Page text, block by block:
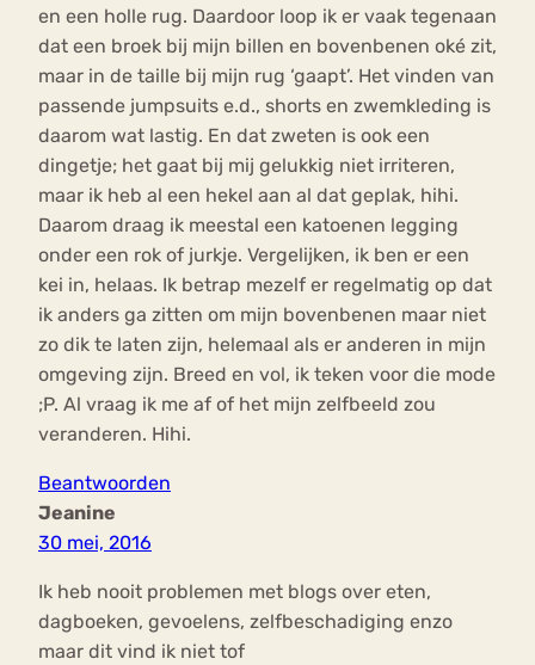
en een holle rug. Daardoor loop ik er vaak tegenaan
dat een broek bij mijn billen en bovenbenen oké zit,
maar in de taille bij mijn rug ‘gaapt’. Het vinden van
passende jumpsuits e.d., shorts en zwemkleding is
daarom wat lastig. En dat zweten is ook een
dingetje; het gaat bij mij gelukkig niet irriteren,
maar ik heb al een hekel aan al dat geplak, hihi.
Daarom draag ik meestal een katoenen legging
onder een rok of jurkje. Vergelijken, ik ben er een
kei in, helaas. Ik betrap mezelf er regelmatig op dat
ik anders ga zitten om mijn bovenbenen maar niet
zo dik te laten zijn, helemaal als er anderen in mijn
omgeving zijn. Breed en vol, ik teken voor die mode
;P. Al vraag ik me af of het mijn zelfbeeld zou
veranderen. Hihi.
Beantwoorden
Jeanine
30 mei, 2016
Ik heb nooit problemen met blogs over eten,
dagboeken, gevoelens, zelfbeschadiging enzo
maar dit vind ik niet tof